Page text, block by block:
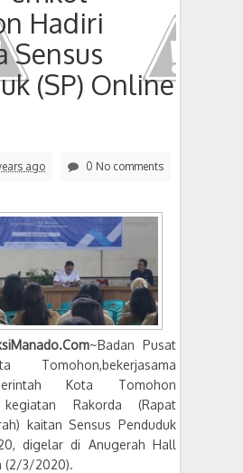
Hadiri
Sensus
(SP) Online
ago 0 No comments
~Badan Pusat
Tomohon,bekerjasama
Kota Tomohon
kegiatan Rakorda (Rapat
kaitan Sensus Penduduk
digelar di Anugerah Hall
(2/3/2020).